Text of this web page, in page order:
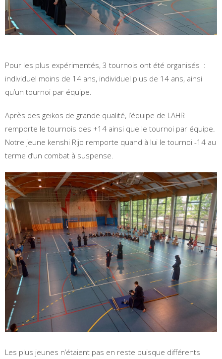
Pour les plus expérimentés, 3 tournois ont été organisés :
individuel moins de 14 ans, individuel plus de 14 ans, ainsi
qu’un tournoi par équipe.
Après des geikos de grande qualité, l’équipe de LAHR
remporte le tournois des +14 ainsi que le tournoi par équipe.
Notre jeune kenshi Rijo remporte quand à lui le tournoi -14 au
terme d’un combat à suspense.
Les plus jeunes n’étaient pas en reste puisque différents